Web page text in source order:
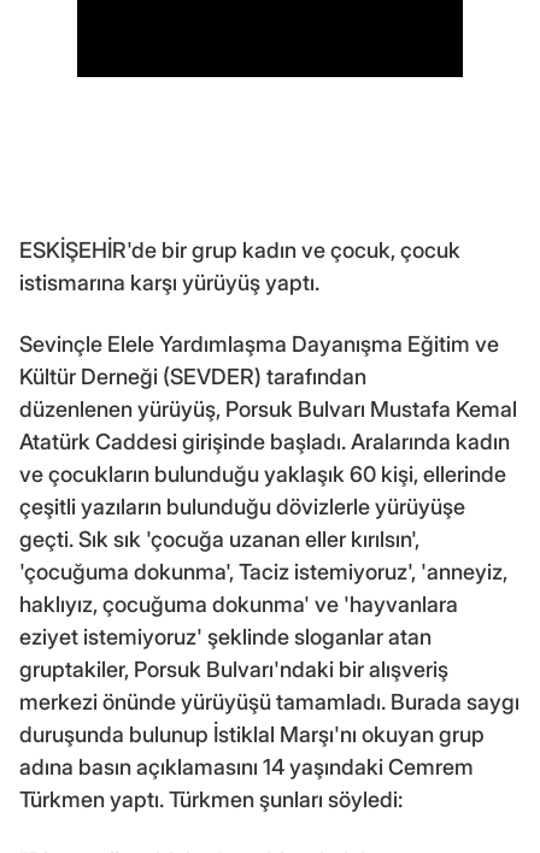
ESKİŞEHİR'de bir grup kadın ve çocuk, çocuk
istismarına karşı yürüyüş yaptı.
Sevinçle Elele Yardımlaşma Dayanışma Eğitim ve
Kültür Derneği (SEVDER) tarafından
düzenlenen yürüyüş, Porsuk Bulvarı Mustafa Kemal
Atatürk Caddesi girişinde başladı. Aralarında kadın
ve çocukların bulunduğu yaklaşık 60 kişi, ellerinde
çeşitli yazıların bulunduğu dövizlerle yürüyüşe
geçti. Sık sık 'çocuğa uzanan eller kırılsın',
'çocuğuma dokunma', Taciz istemiyoruz', 'anneyiz,
haklıyız, çocuğuma dokunma' ve 'hayvanlara
eziyet istemiyoruz' şeklinde sloganlar atan
gruptakiler, Porsuk Bulvarı'ndaki bir alışveriş
merkezi önünde yürüyüşü tamamladı. Burada saygı
duruşunda bulunup İstiklal Marşı'nı okuyan grup
adına basın açıklamasını 14 yaşındaki Cemrem
Türkmen yaptı. Türkmen şunları söyledi: